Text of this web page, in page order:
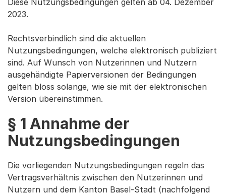
Diese Nutzungsbedingungen gelten ab 04. Dezember
2023.
Rechtsverbindlich sind die aktuellen
Nutzungsbedingungen, welche elektronisch publiziert
sind. Auf Wunsch von Nutzerinnen und Nutzern
ausgehändigte Papierversionen der Bedingungen
gelten bloss solange, wie sie mit der elektronischen
Version übereinstimmen.
§ 1 Annahme der
Nutzungsbedingungen
Die vorliegenden Nutzungsbedingungen regeln das
Vertragsverhältnis zwischen den Nutzerinnen und
Nutzern und dem Kanton Basel-Stadt (nachfolgend